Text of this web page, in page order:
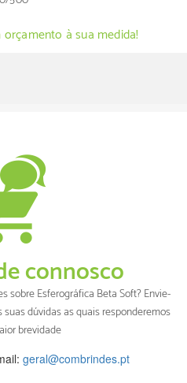
à sua medida!
connosco
sobre Esferográfica Beta Soft? Envie-
dúvidas as quais responderemos
brevidade
geral@combrindes.pt